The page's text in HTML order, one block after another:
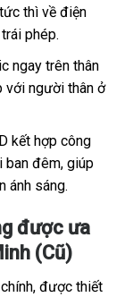
thì về điện
phép.
ngay trên thân
với người thân ở
kết hợp công
ban đêm, giúp
ánh sáng.
được ưa
(Cũ)
được thiết